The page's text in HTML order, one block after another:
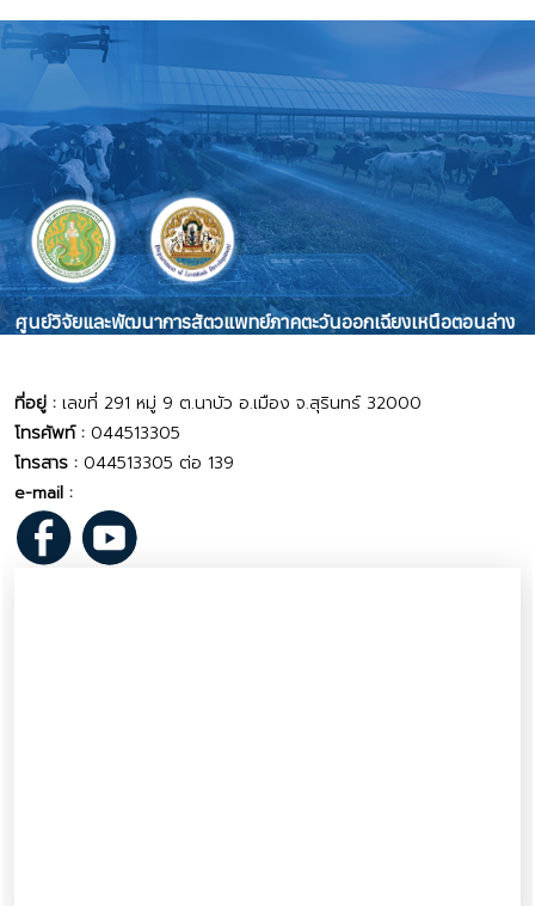
ศูนย์วิจัยและพัฒนาการสัตวแพทย์ภาคตะวันออกเฉียงเหนือตอนล่าง
ที่อยู่ :เลขที่ 291 หมู่ 9 ต.นาบัว อ.เมือง จ.สุรินทร์ 32000
โทรศัพท์ : 044513305
โทรสาร : 044513305 ต่อ 139
e-mail :